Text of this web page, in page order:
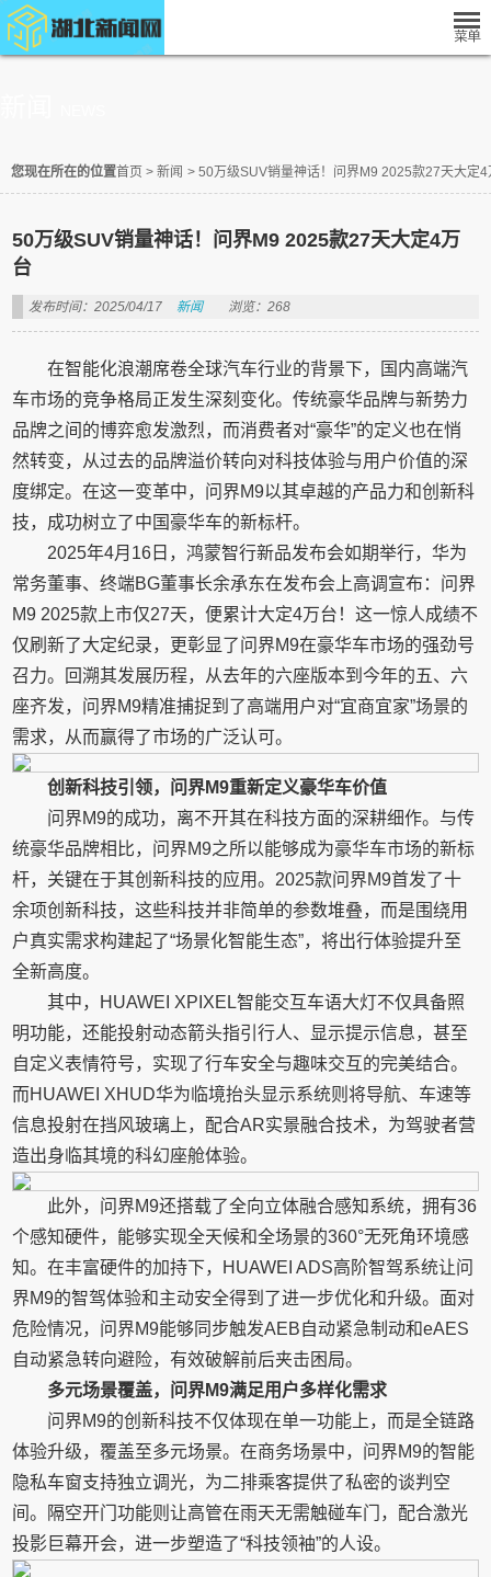
您现在所在的位置首页 > 新闻 > 50万级SUV销量神话！问界M9 2025款27天大定4
50万级SUV销量神话！问界M9 2025款27天大定4万
台
发布时间：2025/04/17 新闻 浏览：268
在智能化浪潮席卷全球汽车行业的背景下，国内高端汽
车市场的竞争格局正发生深刻变化。传统豪华品牌与新势力
品牌之间的博弈愈发激烈，而消费者对“豪华”的定义也在悄
然转变，从过去的品牌溢价转向对科技体验与用户价值的深
度绑定。在这一变革中，问界M9以其卓越的产品力和创新科
技，成功树立了中国豪华车的新标杆。
2025年4月16日，鸿蒙智行新品发布会如期举行，华为
常务董事、终端BG董事长余承东在发布会上高调宣布：问界
M9 2025款上市仅27天，便累计大定4万台！这一惊人成绩不
仅刷新了大定纪录，更彰显了问界M9在豪华车市场的强劲号
召力。回溯其发展历程，从去年的六座版本到今年的五、六
座齐发，问界M9精准捕捉到了高端用户对“宜商宜家”场景的
需求，从而赢得了市场的广泛认可。
创新科技引领，问界M9重新定义豪华车价值
问界M9的成功，离不开其在科技方面的深耕细作。与传
统豪华品牌相比，问界M9之所以能够成为豪华车市场的新标
杆，关键在于其创新科技的应用。2025款问界M9首发了十
余项创新科技，这些科技并非简单的参数堆叠，而是围绕用
户真实需求构建起了“场景化智能生态”，将出行体验提升至
全新高度。
其中，HUAWEI XPIXEL智能交互车语大灯不仅具备照
明功能，还能投射动态箭头指引行人、显示提示信息，甚至
自定义表情符号，实现了行车安全与趣味交互的完美结合。
而HUAWEI XHUD华为临境抬头显示系统则将导航、车速等
信息投射在挡风玻璃上，配合AR实景融合技术，为驾驶者营
造出身临其境的科幻座舱体验。
此外，问界M9还搭载了全向立体融合感知系统，拥有36
个感知硬件，能够实现全天候和全场景的360°无死角环境感
知。在丰富硬件的加持下，HUAWEI ADS高阶智驾系统让问
界M9的智驾体验和主动安全得到了进一步优化和升级。面对
危险情况，问界M9能够同步触发AEB自动紧急制动和eAES
自动紧急转向避险，有效破解前后夹击困局。
多元场景覆盖，问界M9满足用户多样化需求
问界M9的创新科技不仅体现在单一功能上，而是全链路
体验升级，覆盖至多元场景。在商务场景中，问界M9的智能
隐私车窗支持独立调光，为二排乘客提供了私密的谈判空
间。隔空开门功能则让高管在雨天无需触碰车门，配合激光
投影巨幕开会，进一步塑造了“科技领袖”的人设。